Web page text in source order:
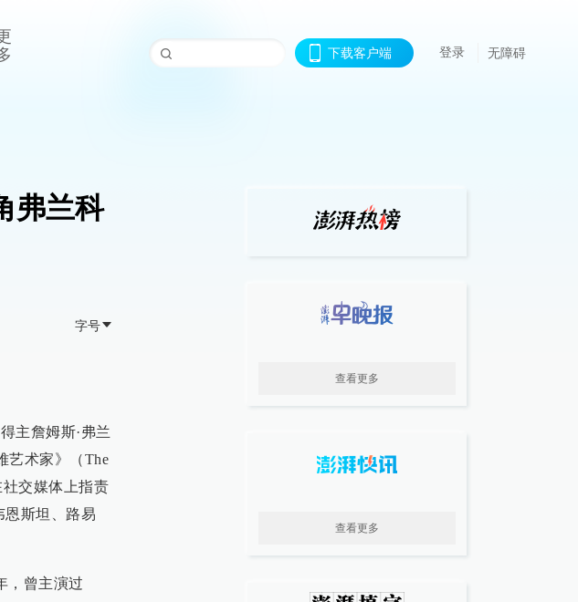
下载客户端 登录 无障碍
弗兰科
字号
主詹姆斯·弗兰
艺术家》（The
社交媒体上指责
恩斯坦、路易
，曾主演过
查看更多
查看更多